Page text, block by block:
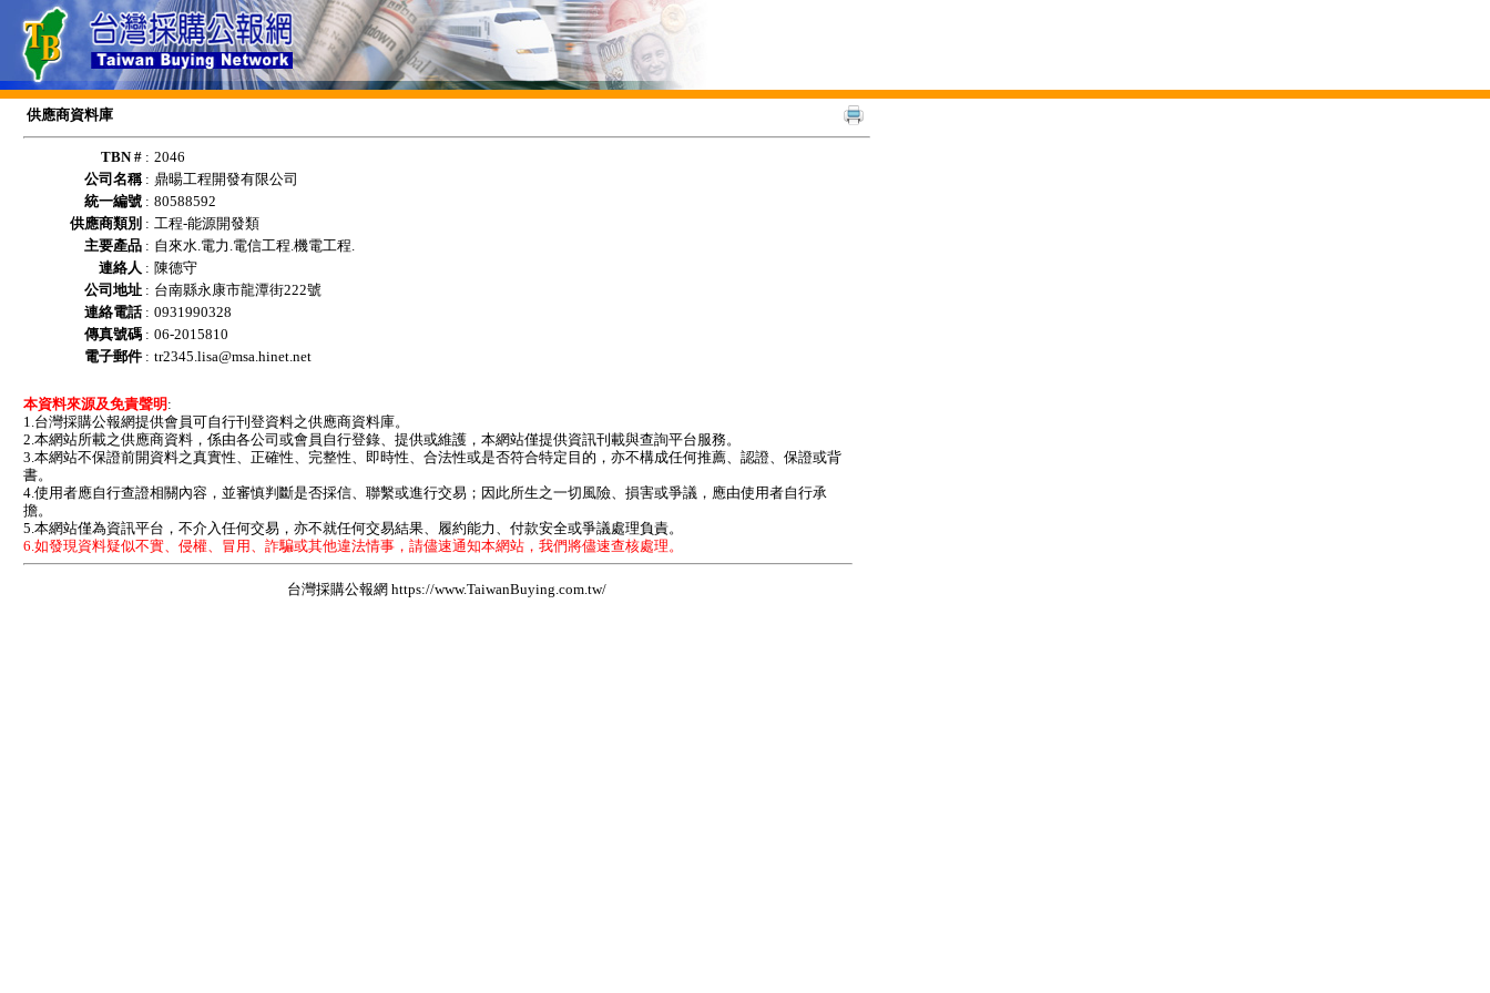
供應商資料庫
TBN # : 2046
公司名稱: 鼎暘工程開發有限公司
統一編號 : 80588592
供應商類別 : 工程-能源開發類
主要產品 : 自來水.電力.電信工程.機電工程.
連絡人 : 陳德守
公司地址 : 台南縣永康市龍潭街222號
連絡電話: 0931990328
傳真號碼 : 06-2015810
電子郵件 : tr2345.lisa@msa.hinet.net
本資料來源及免責聲明 :
1.台灣採購公報網提供會員可自行刊登資料之供應商資料庫。
2.本網站所載之供應商資料，係由各公司或會員自行登錄、提供或維護，本網站僅提供資訊刊載與查詢平台服務。
3.本網站不保證前開資料之真實性、正確性、完整性、即時性、合法性或是否符合特定目的，亦不構成任何推薦、認證、保證或背
書。
4.使用者應自行查證相關內容，並審慎判斷是否採信、聯繫或進行交易；因此所生之一切風險、損害或爭議，應由使用者自行承
擔。
5.本網站僅為資訊平台，不介入任何交易，亦不就任何交易結果、履約能力、付款安全或爭議處理負責。
6.如發現資料疑似不實、侵權、冒用、詐騙或其他違法情事，請儘速通知本網站，我們將儘速查核處理。
台灣採購公報網 https://www.TaiwanBuying.com.tw/